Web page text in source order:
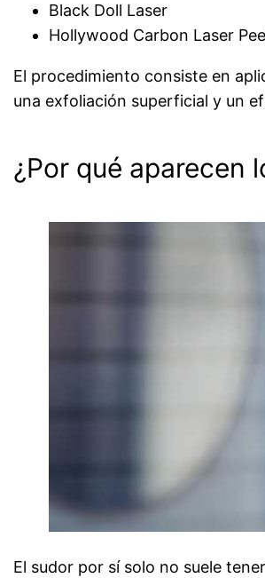
Black Doll Laser
Hollywood Carbon Laser
El procedimiento consiste en
una exfoliación superficial y un
¿Por qué aparecen
El sudor por sí solo no suele